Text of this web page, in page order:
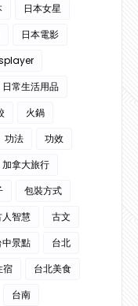
日本女星
日本電影
日常生活用品
火鍋
功法
功效
加拿大旅行
包裝方式
人智慧
古文
中景點
台北
宿
台北美食
台南